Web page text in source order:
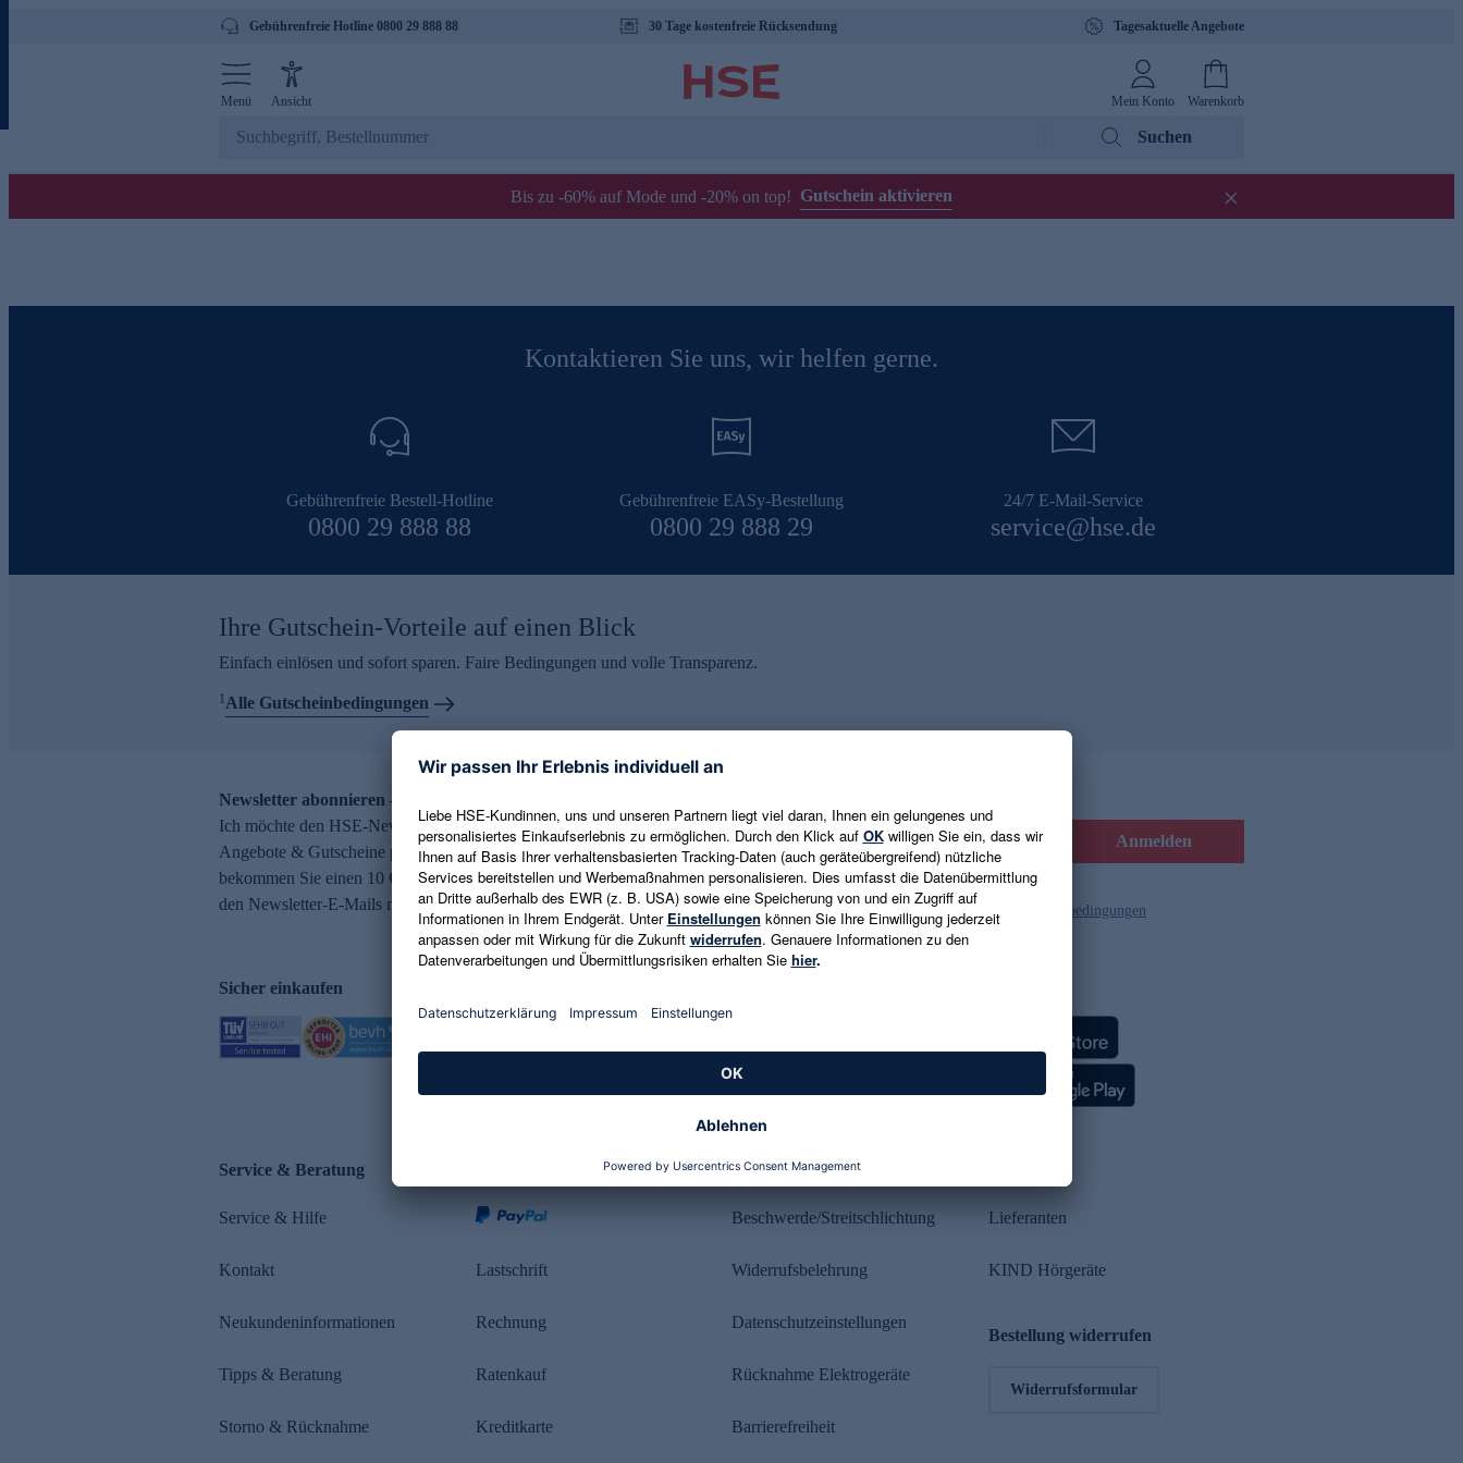
Gebührenfreie Hotline 0800 29 888 88 30 Tage kostenfreie Rücksendung Tagesaktuelle Angebote
Menü Ansicht Mein Konto Warenkorb
Suchen
Bis zu -60% auf Mode und -20% on top! Gutschein aktivieren
Kontaktieren Sie uns, wir helfen gerne.
Gebührenfreie Bestell-Hotline
0800 29 888 88
Gebührenfreie EASy-Bestellung
0800 29 888 29
24/7 E-Mail-Service
service@hse.de
Ihre Gutschein-Vorteile auf einen Blick
Einfach einlösen und sofort sparen. Faire Bedingungen und volle Transparenz.
1Alle Gutscheinbedingungen
Newsletter abonnieren – 10 € Gutschein erhalten
Ich möchte den HSE-Newsletter abonnieren und aktuelle Trends,
Angebote & Gutscheine per E-Mail erhalten. Als Dankeschön
bekommen Sie einen 10 € Gutschein. Eine Abmeldung ist jederzeit in
den Newsletter-E-Mails möglich.
E-Mail-Adresse eingeben Anmelden
Es gelten die Datenschutzrichtlinien und die Gutscheinbedingungen
Sicher einkaufen
Service & Beratung
Service & Hilfe
Kontakt
Neukundeninformationen
Tipps & Beratung
Storno & Rücknahme
Lastschrift
Rechnung
Ratenkauf
Kreditkarte
Rechtliches
Beschwerde/Streitschlichtung
Widerrufsbelehrung
Datenschutzeinstellungen
Rücknahme Elektrogeräte
Barrierefreiheit
Lieferanten
KIND Hörgeräte
Bestellung widerrufen
Widerrufsformular